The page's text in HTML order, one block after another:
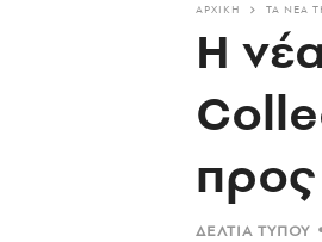
ΑΡΧΙΚΗ ΤΑ ΝΈΑ
Η
ΔΕΛΤΊΑ ΤΎΠΟΥ